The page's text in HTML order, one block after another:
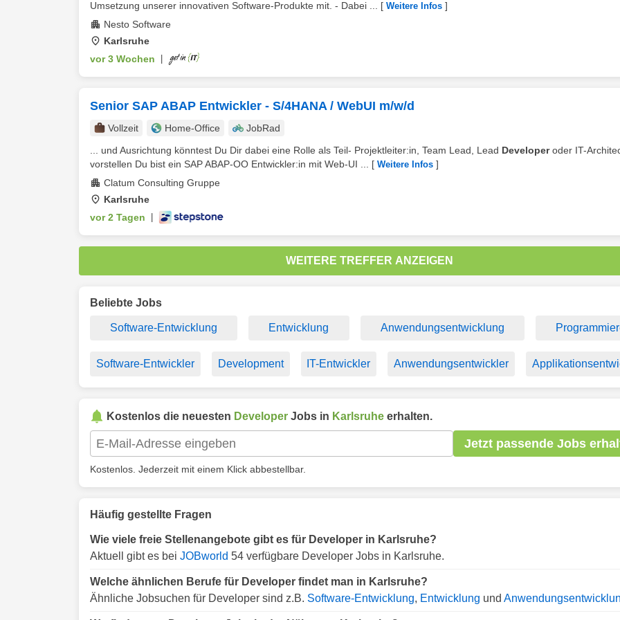
Umsetzung unserer innovativen Software-Produkte mit. - Dabei ... [ Weitere Infos ]
Nesto Software
Karlsruhe
vor 3 Wochen
Senior SAP ABAP Entwickler - S/4HANA / WebUI m/w/d
Vollzeit Home-Office
JobRad
... und Ausrichtung könntest Du Dir dabei eine Rolle als Teil- Projektleiter:in, Team Lead, Lead Developeroder IT-
vorstellen Du bist ein SAP ABAP-OO Entwickler:in mit Web-UI ...
[ Weitere Infos ]
Clatum Consulting Gruppe
Karlsruhe
vor 2 Tagen
WEITERE TREFFER ANZEIGEN
Beliebte Jobs
Software-Entwicklung Entwicklung Anwendungsentwicklung
Software-Entwickler Development IT-Entwickler Anwendungsentwickler
Kostenlos die neuesten Developer Jobs in Karlsruhe erhalten.
Jetzt passende Jobs
Kostenlos. Jederzeit mit einem Klick abbestellbar.
Häufig gestellte Fragen
Wie viele freie Stellenangebote gibt es für Developer in Karlsruhe?
Aktuell gibt es bei JOBworld 54 verfügbare Developer Jobs in Karlsruhe.
Welche ähnlichen Berufe für Developer findet man in Karlsruhe?
Ähnliche Jobsuchen für Developer sind z.B. Software-Entwicklung, Entwicklung und